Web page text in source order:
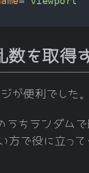
数を取得
が便利でした
うちランダムで
方で役に立って